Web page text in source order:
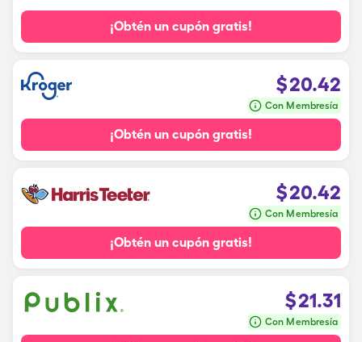
¡Obtén un cupón gratis!
$20.42
Con Membresía
¡Obtén un cupón gratis!
$20.42
Con Membresía
¡Obtén un cupón gratis!
$21.31
Con Membresía